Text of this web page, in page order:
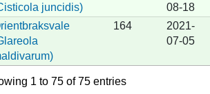
juncidis)
08-18
164
2021-
07-05
1 to 75 of 75 entries